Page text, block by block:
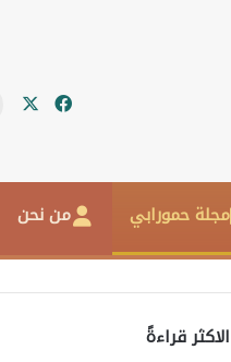
فيسبوك
مجلة حمورابي من نحن
الاكثر قراءةً